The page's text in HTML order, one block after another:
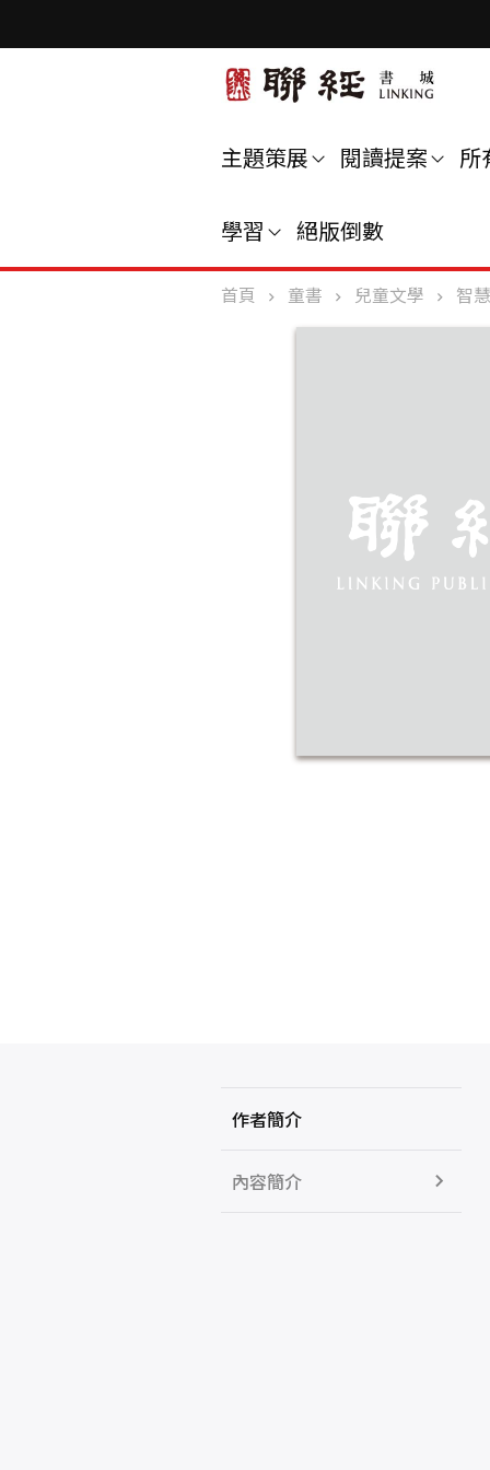
主題策展 閱讀提案 所
學習 絕版倒數
首頁 童書 兒童文學 智
作者簡介
內容簡介